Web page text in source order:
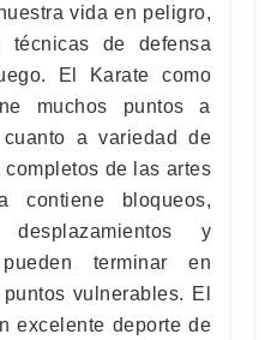
vida en peligro,
de defensa
El Karate como
muchos puntos a
a variedad de
de las artes
contiene bloqueos,
y
terminar en
vulnerables. El
excelente deporte de